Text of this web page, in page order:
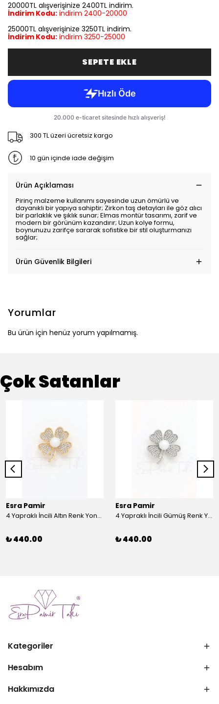
20000TL alışverişinize 2400TL indirim.
İndirim Kodu: indirim 2400-20000
25000TL alışverişinize 3250TL indirim.
İndirim Kodu: indirim 3250-25000
SEPETE EKLE
300 TL üzeri ücretsiz kargo
10 gün içinde iade değişim
Ürün Açıklaması
Pirinç malzeme kullanımı sayesinde uzun ömürlü ve
dayanıklı bir yapıya sahiptir; Zirkon taş detayları ile göz alıcı
bir parlaklık ve şıklık sunar; Elmas montür tasarımı, zarif ve
modern bir görünüm kazandırır; Uzun kolye formu,
boynunuzu zarifçe sararak sofistike bir stil oluşturmanızı
sağlar;
Ürün Güvenlik Bilgileri
Yorumlar
Bu ürün için henüz yorum yapılmamış.
Çok Satanlar
Esra Pamir
4 Yapraklı İncili Altın Renk Yonca Broş
₺ 440.00
Esra Pamir
4 Yapraklı İncili Gümüş Renk Yonca Broş
₺ 440.00
Kategoriler
Hesabım
Hakkımızda